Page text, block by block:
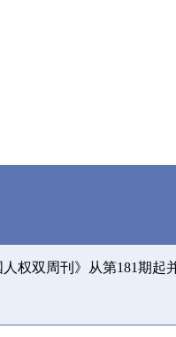
权双周刊》从第181期起